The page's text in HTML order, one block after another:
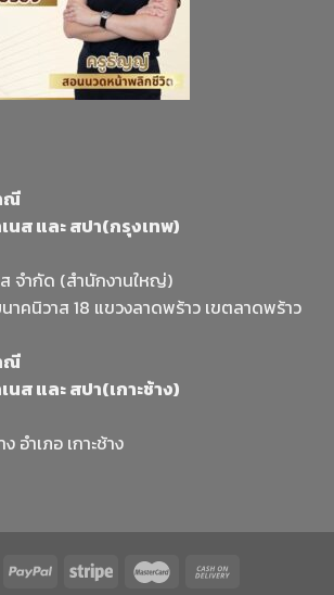
ณี
นส และ สปา(กรุงเทพ)
ส จำกัด (สำนักงานใหญ่)
าคนิวาส 18 แขวงลาดพร้าว เขตลาดพร้าว
ณี
ส และ สปา(เกาะช้าง)
อำเภอ เกาะช้าง